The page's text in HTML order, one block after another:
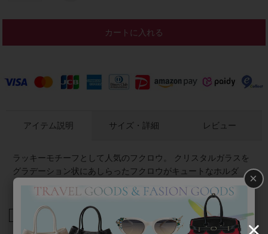
カートに入れる
アイテム説明
ラッキーモチーフとして人気のフクロウ。 クリスタルガラスを
グラデーション状にあしらったフクロウがキュートなホルダ
ー。
サイズ・詳細 レビュー
商品番号 2223087
×